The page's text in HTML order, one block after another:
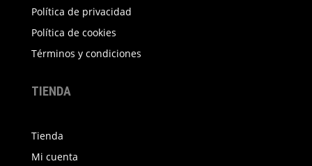
elegir
en
Política de privacidad
Política de cookies
Términos y condiciones
TIENDA
Tienda
Mi cuenta